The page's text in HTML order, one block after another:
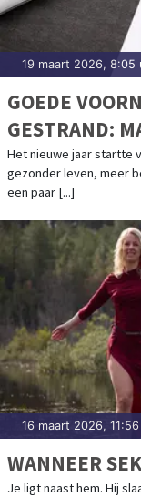
19 maart 2026, 8:05
GOEDE
GESTRAND:
VOOR
Het nieuwe jaar startte
gezonder leven, meer
een paar [...]
16 maart 2026,
WANNEER
Je ligt naast hem. Hij